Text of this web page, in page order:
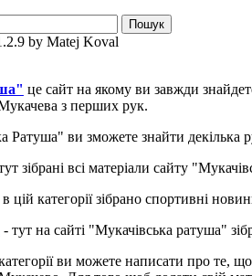
це сайт на якому ви завжди
з перших рук.
Ратуша" ви зможете знайти декілька
зібрані всі матеріали сайту
цій категорії зібрано спортивні
- тут на сайті "Мукачівська ратуша"
ви можете написати про те,